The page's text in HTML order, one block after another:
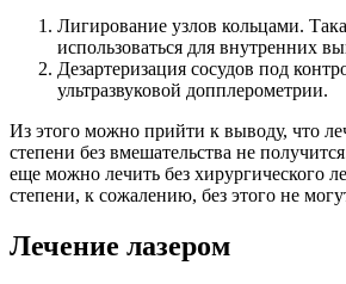
Лигирование узлов кольцами.
использоваться для внутренних
Дезартеризация сосудов под
ультразвуковой допплерометрии.
Из этого можно прийти к выводу, что
степени без вмешательства не
еще можно лечить без хирургического
степени, к сожалению, без этого не
Лечение лазером